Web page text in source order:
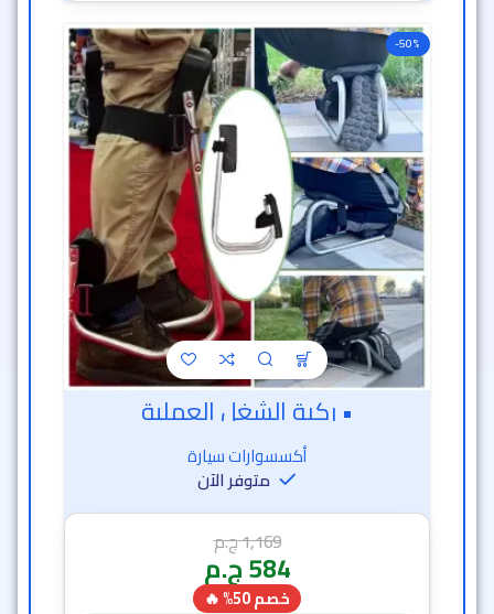
-50%
• ركبة الشغل العملية
أكسسوارات سيارة
متوفر الآن
1,169ج.م
584ج.م
خصم 50% 🔥